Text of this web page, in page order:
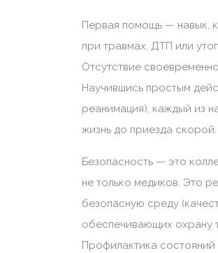
Первая помощь — навык,
при травмах, ДТП или
Отсутствие
Научившись простым
реанимация), каждый из
жизнь до приезда скорой.
Безопасность — это
не только медиков. Это
безопасную среду
обеспечивающих охрану
Профилактика состояний